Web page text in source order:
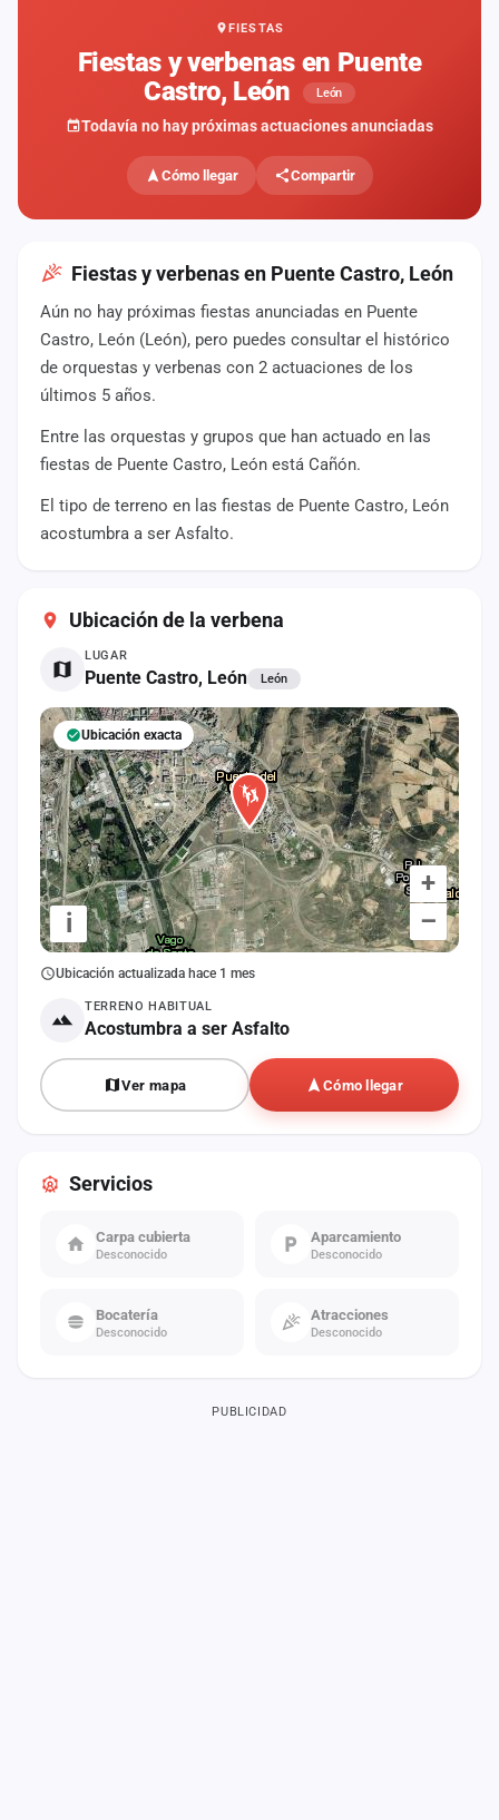
FIESTAS
Fiestas y verbenas en Puente
Castro, León
León
Todavía no hay próximas actuaciones anunciadas
Cómo llegar Compartir
Fiestas y verbenas en Puente Castro, León
Aún no hay próximas fiestas anunciadas en Puente
Castro, León (León), pero puedes consultar el histórico
de orquestas y verbenas con 2 actuaciones de los
últimos 5 años.
Entre las orquestas y grupos que han actuado en las
fiestas de Puente Castro, León está Cañón.
El tipo de terreno en las fiestas de Puente Castro, León
acostumbra a ser Asfalto.
Ubicación de la verbena
LUGAR
Puente Castro, León León
+
–
i
Ubicación exacta
Ubicación actualizada hace 1 mes
TERRENO HABITUAL
Acostumbra a ser Asfalto
Ver mapa Cómo llegar
Servicios
Carpa cubierta
Desconocido
Aparcamiento
Desconocido
Bocatería
Desconocido
Atracciones
Desconocido
PUBLICIDAD
Componentes
Agencias
Rankings
Vídeos
Anuncios
Iniciar
sesión
Crear
cuenta
Contacto